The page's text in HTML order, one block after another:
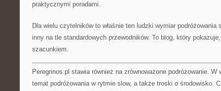
praktycznymi poradami.
Dla wielu czytelników to właśnie ten ludzki wymiar podróżowania
inny na tle standardowych przewodników. To blog, który
szacunkiem.
Peregrinos.pl stawia również na zrównoważone podróżowanie. W
temat podróżowania w rytmie slow, a także troski o środowisko.